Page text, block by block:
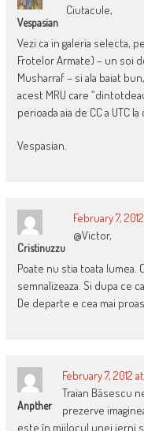
Vespasian
Ciutacule,
Vezi ca in galeria selecta,
Frotelor Armate) – un soi
Musharraf – si ala baiat
acest MRU care
perioada aia de CC a UTC
Vespasian.
Cristinuzzu
February 7,
@Victor,
Poate nu stia toata lumea.
semnalizeaza. Si dupa ce
De departe e cea mai
Anpther
February 7, 2012 at
Traian Băsescu
prezerve
este în mijlocul unei ierni